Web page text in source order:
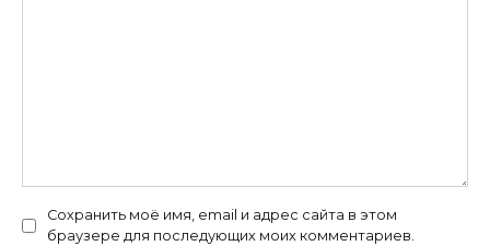
Сохранить моё имя, email и адрес сайта в этом
браузере для последующих моих комментариев.